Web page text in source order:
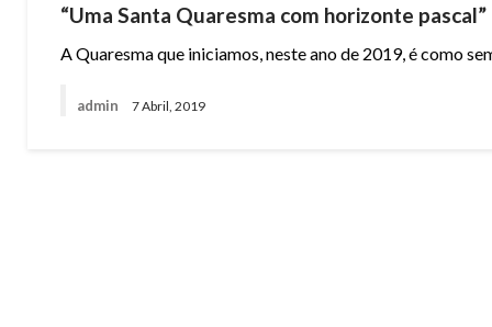
“Uma Santa Quaresma com horizonte pascal”
A Quaresma que iniciamos, neste ano de 2019, é como
admin 7 Abril, 2019